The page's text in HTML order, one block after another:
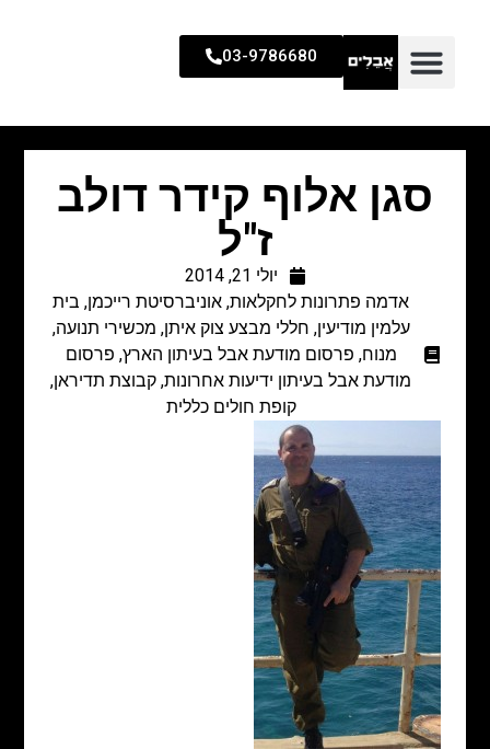
03-9786680
סגן אלוף קידר דולב
ז"ל
יולי 21, 2014
אדמה פתרונות לחקלאות, אוניברסיטת רייכמן, בית
עלמין מודיעין, חללי מבצע צוק איתן, מכשירי תנועה,
מנוח, פרסום מודעת אבל בעיתון הארץ, פרסום
מודעת אבל בעיתון ידיעות אחרונות, קבוצת תדיראן,
קופת חולים כללית